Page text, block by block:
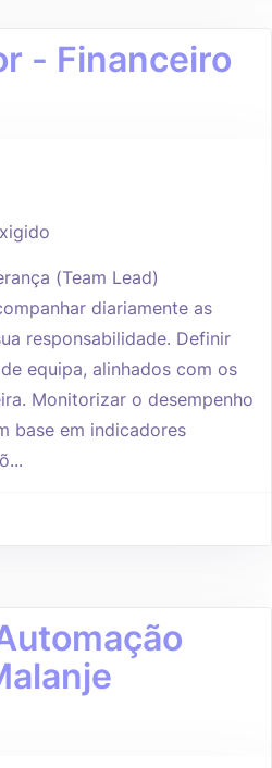
- Financeiro
(Team Lead)
diariamente as
responsabilidade. Definir
equipa, alinhados com os
Monitorizar o desempenho
base em indicadores